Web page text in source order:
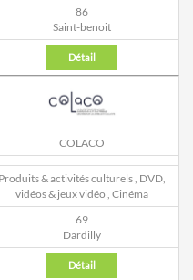
86
Saint-benoit
Détail
COLACO
Produits & activités culturels DVD,
vidéos & jeux vidéo Cinéma
69
Dardilly
Détail